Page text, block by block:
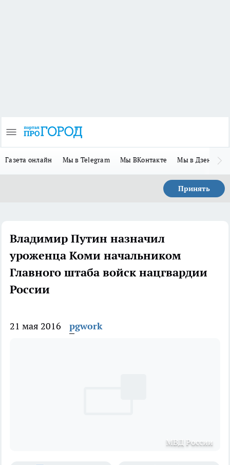
Газета онлайн Мы в Telegram Мы ВКонтакте Мы в Дзене
Принять
Владимир Путин назначил
уроженца Коми начальником
Главного штаба войск нацгвардии
России
21 мая 2016 pgwork
МВД России